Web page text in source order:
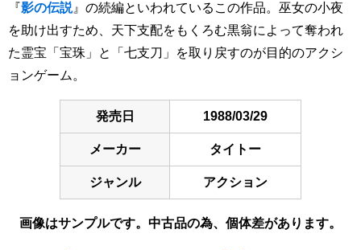
『影の伝説』の続編といわれているこの作品。巫女の小夜
を助け出すため、天下支配をもくろむ黒翁によって奪われ
た霊宝「宝珠」と「七支刀」を取り戻すのが目的のアクシ
ョンゲーム。
発売日 1988/03/29
メーカー タイトー
ジャンル アクション
画像はサンプルです。中古品の為、個体差があります。